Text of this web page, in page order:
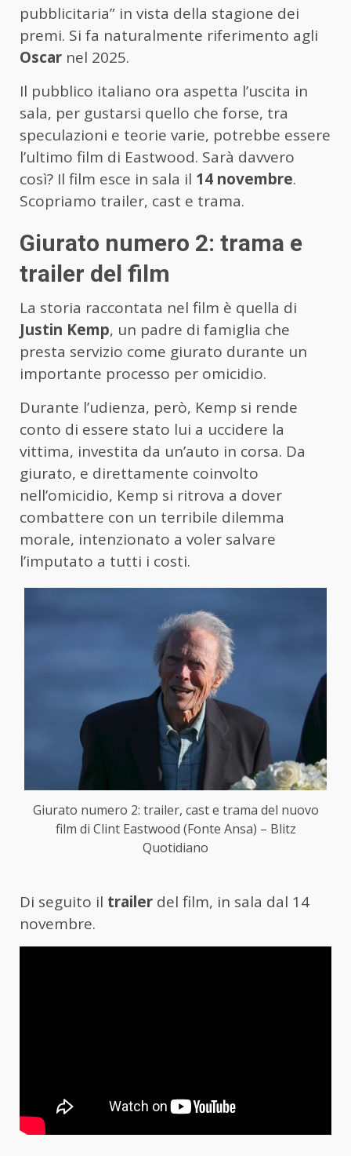
pubblicitaria” in vista della stagione dei
premi. Si fa naturalmente riferimento agli
Oscar nel 2025.
Il pubblico italiano ora aspetta l’uscita in
sala, per gustarsi quello che forse, tra
speculazioni e teorie varie, potrebbe essere
l’ultimo film di Eastwood. Sarà davvero
così? Il film esce in sala il 14 novembre.
Scopriamo trailer, cast e trama.
Giurato numero 2: trama e
trailer del film
La storia raccontata nel film è quella di
Justin Kemp, un padre di famiglia che
presta servizio come giurato durante un
importante processo per omicidio.
Durante l’udienza, però, Kemp si rende
conto di essere stato lui a uccidere la
vittima, investita da un’auto in corsa. Da
giurato, e direttamente coinvolto
nell’omicidio, Kemp si ritrova a dover
combattere con un terribile dilemma
morale, intenzionato a voler salvare
l’imputato a tutti i costi.
Giurato numero 2: trailer, cast e trama del nuovo
film di Clint Eastwood (Fonte Ansa) – Blitz
Quotidiano
Di seguito il trailer del film, in sala dal 14
novembre.